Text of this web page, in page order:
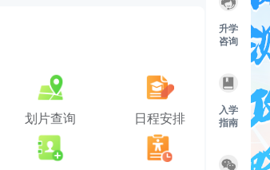
升学
咨询
入学
指南
划片查询 日程安排